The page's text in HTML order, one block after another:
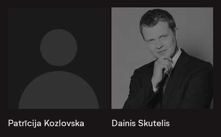
Patrīcija Kozlovska Dainis Skutelis